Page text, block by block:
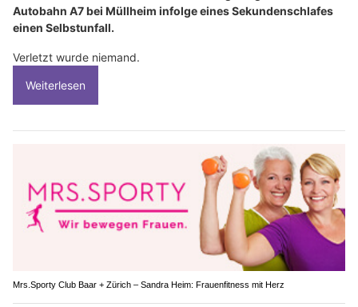
Autobahn A7 bei Müllheim infolge eines Sekundenschlafes
einen Selbstunfall.
Verletzt wurde niemand.
Weiterlesen
Mrs.Sporty Club Baar + Zürich – Sandra Heim: Frauenfitness mit Herz